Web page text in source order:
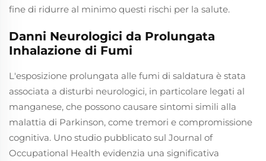
fine di ridurre al minimo questi rischi per la salute.
Danni Neurologici da Prolungata
Inhalazione di Fumi
L'esposizione prolungata alle fumi di saldatura è stata
associata a disturbi neurologici, in particolare legati al
manganese, che possono causare sintomi simili alla
malattia di Parkinson, come tremori e compromissione
cognitiva. Uno studio pubblicato sul Journal of
Occupational Health evidenzia una significativa